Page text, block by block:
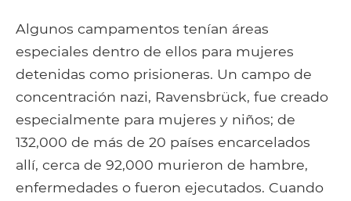
Algunos campamentos tenían áreas
especiales dentro de ellos para mujeres
detenidas como prisioneras. Un campo de
concentración nazi, Ravensbrück, fue creado
especialmente para mujeres y niños; de
132,000 de más de 20 países encarcelados
allí, cerca de 92,000 murieron de hambre,
enfermedades o fueron ejecutados. Cuando